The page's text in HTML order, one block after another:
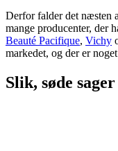
Derfor falder det næsten
mange producenter, der
Beauté Pacifique, Vichy
markedet, og der er
Slik, søde